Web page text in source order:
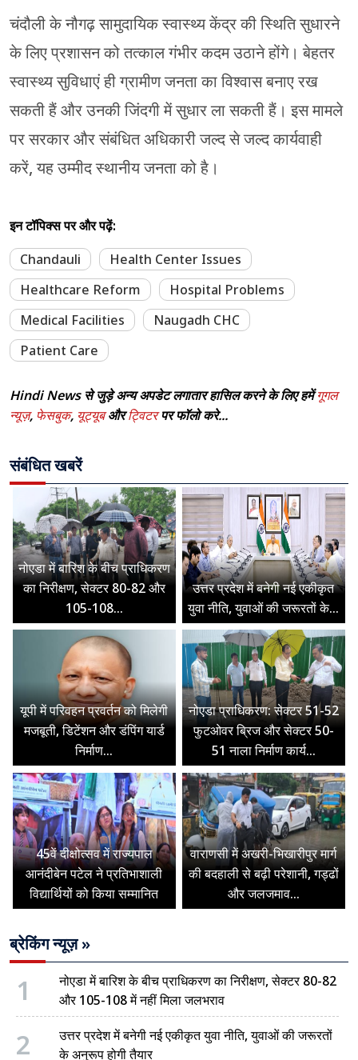
चंदौली के नौगढ़ सामुदायिक स्वास्थ्य केंद्र की स्थिति सुधारने
के लिए प्रशासन को तत्काल गंभीर कदम उठाने होंगे। बेहतर
स्वास्थ्य सुविधाएं ही ग्रामीण जनता का विश्वास बनाए रख
सकती हैं और उनकी जिंदगी में सुधार ला सकती हैं। इस मामले
पर सरकार और संबंधित अधिकारी जल्द से जल्द कार्यवाही
करें, यह उम्मीद स्थानीय जनता को है।
इन टॉपिक्स पर और पढ़ें:
Chandauli
Health Center Issues
Healthcare Reform
Hospital Problems
Medical Facilities
Naugadh CHC
Patient Care
Hindi News से जुड़े अन्य अपडेट लगातार हासिल करने के लिए हमेंगूगल
न्यूज़, फेसबुक, यूट्यूबऔरट्विटरपर फॉलो करे...
संबंधित खबरें
नोएडा में बारिश के बीच प्राधिकरण
का निरीक्षण, सेक्टर 80-82 और
105-108...
उत्तर प्रदेश में बनेगी नई एकीकृत
युवा नीति, युवाओं की जरूरतों के...
यूपी में परिवहन प्रवर्तन को मिलेगी
मजबूती, डिटेंशन और डंपिंग यार्ड
निर्माण...
नोएडा प्राधिकरण: सेक्टर 51-52
फुटओवर ब्रिज और सेक्टर 50-
51 नाला निर्माण कार्य...
45वें दीक्षोत्सव में राज्यपाल
आनंदीबेन पटेल ने प्रतिभाशाली
विद्यार्थियों को किया सम्मानित
वाराणसी में अखरी-भिखारीपुर मार्ग
की बदहाली से बढ़ी परेशानी, गड्ढों
और जलजमाव...
ब्रेकिंग न्यूज़ »
1
नोएडा में बारिश के बीच प्राधिकरण का निरीक्षण, सेक्टर 80-82
और 105-108 में नहीं मिला जलभराव
2
उत्तर प्रदेश में बनेगी नई एकीकृत युवा नीति, युवाओं की जरूरतों
के अनुरूप होगी तैयार